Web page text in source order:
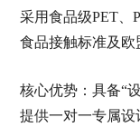
采用食品级PET、
食品接触标准及欧
核心优势：具备“
提供一对一专属